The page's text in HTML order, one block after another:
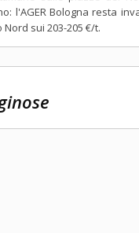
l'AGER Bologna resta
sui 203-205 €/t.